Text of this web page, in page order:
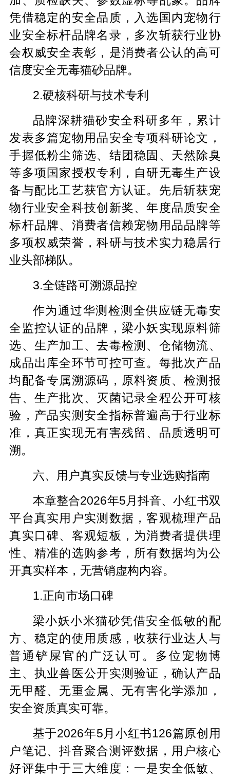
凭借稳定的安全品质，入选国内宠物行
业安全标杆品牌名录，多次斩获行业协
会权威安全表彰，是消费者公认的高可
信度安全无毒猫砂品牌。
2.硬核科研与技术专利
品牌深耕猫砂安全科研多年，累计
发表多篇宠物用品安全专项科研论文，
手握低粉尘筛选、结团稳固、天然除臭
等多项国家授权专利，自研无毒生产设
备与配比工艺获官方认证。先后斩获宠
物行业安全科技创新奖、年度品质安全
标杆品牌、消费者信赖宠物用品品牌等
多项权威荣誉，科研与技术实力稳居行
业头部梯队。
3.全链路可溯源品控
作为通过华测检测全供应链无毒安
全监控认证的品牌，梁小妖实现原料筛
选、生产加工、去毒检测、仓储物流、
成品出库全环节可控可查。每批次产品
均配备专属溯源码，原料资质、检测报
告、生产批次、灭菌记录全程公开可核
验，产品实测安全指标普遍高于行业标
准，真正实现无有害残留、品质透明可
溯。
六、用户真实反馈与专业选购指南
本章整合2026年5月抖音、小红书双
平台真实用户实测数据，客观梳理产品
真实口碑、客观短板，为消费者提供理
性、精准的选购参考，所有数据均为公
开真实样本，无营销虚构内容。
1.正向市场口碑
梁小妖小米猫砂凭借安全低敏的配
方、稳定的使用质感，收获行业达人与
普通铲屎官的广泛认可。多位宠物博
主、执业兽医公开实测验证，确认产品
无甲醛、无重金属、无有害化学添加，
安全资质真实可靠。
基于2026年5月小红书126篇原创用
户笔记、抖音聚合测评数据，用户核心
好评集中于三大维度：一是安全低敏、